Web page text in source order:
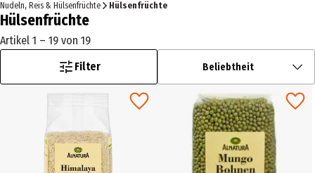
Nudeln, Reis & Hülsenfrüchte
Hülsenfrüchte
Hülsenfrüchte
Artikel 1 – 19 von 19
Filter
Beliebtheit